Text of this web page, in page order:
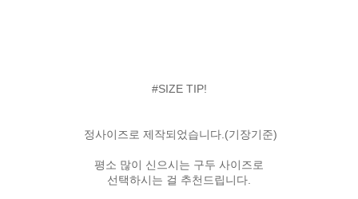
#SIZE TIP!
정사이즈로 제작되었습니다.(기장기준)
평소 많이 신으시는 구두 사이즈로
선택하시는 걸 추천드립니다.